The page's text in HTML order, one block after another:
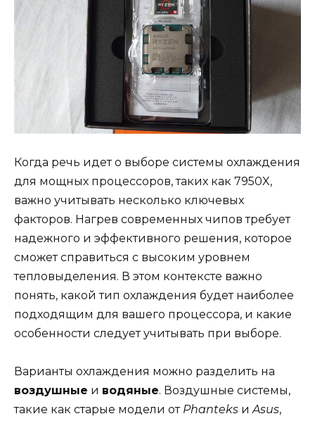
Когда речь идет о выборе системы охлаждения
для мощных процессоров, таких как 7950X,
важно учитывать несколько ключевых
факторов. Нагрев современных чипов требует
надежного и эффективного решения, которое
сможет справиться с высоким уровнем
тепловыделения. В этом контексте важно
понять, какой тип охлаждения будет наиболее
подходящим для вашего процессора, и какие
особенности следует учитывать при выборе.
Варианты охлаждения можно разделить на
воздушные и водяные. Воздушные системы,
такие как старые модели от Phanteks иAsus,